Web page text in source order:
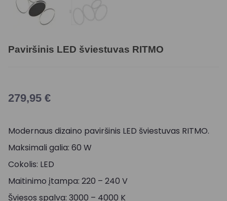
Paviršinis LED šviestuvas RITMO
279,95 €
Modernaus dizaino paviršinis LED šviestuvas RITMO.
Maksimali galia: 60 W
Cokolis: LED
Maitinimo įtampa: 220 – 240 V
Šviesos spalva: 3000 – 4000 K